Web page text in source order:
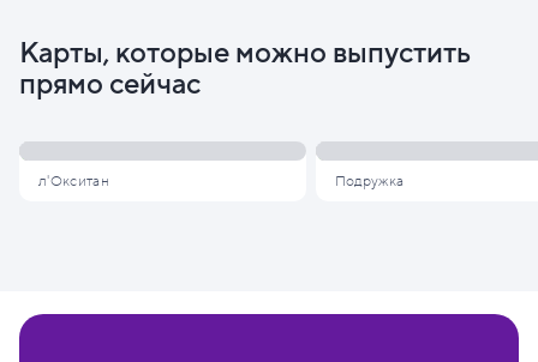
Карты, которые можно выпустить
прямо сейчас
л'Окситан Подружка